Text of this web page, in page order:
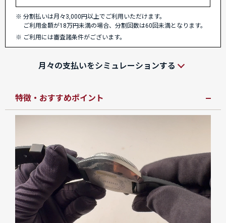
分割払いは月々3,000円以上でご利用いただけます。
ご利用金額が18万円未満の場合、分割回数は60回未満となります。
ご利用には審査諸条件がございます。
月々の支払いをシミュレーションする
特徴・おすすめポイント